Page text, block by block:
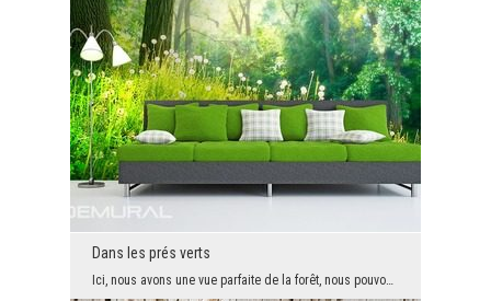
Dans les prés verts